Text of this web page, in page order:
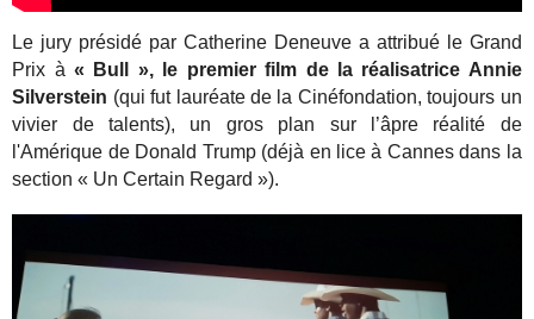
Le jury présidé par Catherine Deneuve a attribué le Grand
Prix à « Bull », le premier film de la réalisatrice Annie
Silverstein (qui fut lauréate de la Cinéfondation, toujours un
vivier de talents), un gros plan sur l’âpre réalité de
l'Amérique de Donald Trump (déjà en lice à Cannes dans la
section « Un Certain Regard »).